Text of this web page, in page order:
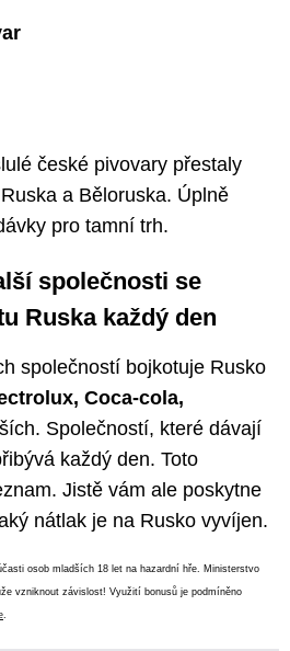
české pivovary přestaly
a Běloruska. Úplně
pro tamní trh.
společnosti se
Ruska každý den
společností bojkotuje Rusko
Coca-cola,
Společností, které dávají
každý den. Toto
Jistě vám ale poskytne
nátlak je na Rusko vyvíjen.
osob mladších 18 let na hazardní hře. Ministerstvo
vzniknout závislost! Využití bonusů je podmíněno
.